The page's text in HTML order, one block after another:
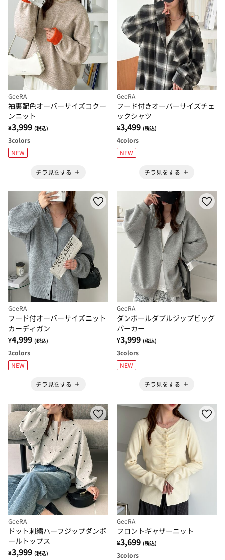
GeeRA
袖裏配色オーバーサイズコクー
ンニット
¥3,999 (税込)
3colors
NEW
チラ見をする
GeeRA
フード付きオーバーサイズチェ
ックシャツ
¥3,499 (税込)
4colors
NEW
チラ見をする
GeeRA
フード付オーバーサイズニット
カーディガン
¥4,999 (税込)
2colors
NEW
チラ見をする
GeeRA
ダンボールダブルジップビッグ
パーカー
¥3,999 (税込)
3colors
NEW
チラ見をする
GeeRA
ドット刺繍ハーフジップダンボ
ールトップス
¥3,999 (税込)
GeeRA
フロントギャザーニット
¥3,699 (税込)
3colors